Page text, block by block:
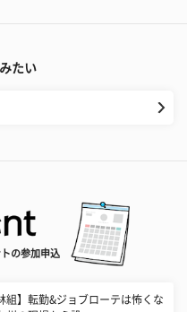
たい
の参加申込
組】転勤&ジョブローテは怖くな